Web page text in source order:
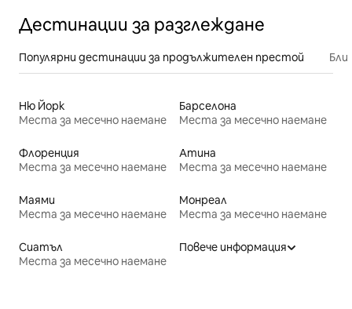
Дестинации за разглеждане
Популярни дестинации за продължителен престой
Ню Йорк
Места за месечно наемане
Барселона
Места за месечно наемане
Флоренция
Места за месечно наемане
Атина
Места за месечно наемане
Маями
Места за месечно наемане
Монреал
Места за месечно наемане
Сиатъл
Места за месечно наемане
Повече информация